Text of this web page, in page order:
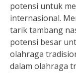
potensi untuk
internasional.
tarik tambang
potensi besar
olahraga
dalam olahraga